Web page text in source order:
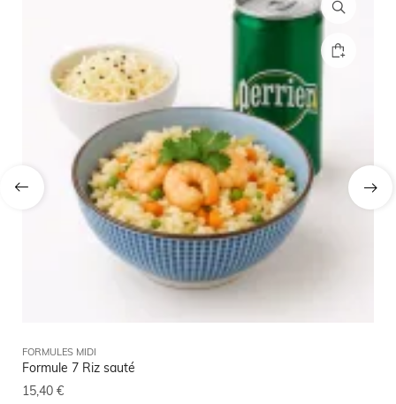
FORMULES MIDI
Formule 7 Riz sauté
15,40 €